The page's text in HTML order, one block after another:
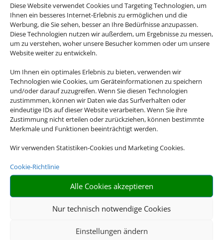
Diese Website verwendet Cookies und Targeting Technologien, um
Ihnen ein besseres Internet-Erlebnis zu ermöglichen und die
Werbung, die Sie sehen, besser an Ihre Bedürfnisse anzupassen.
Diese Technologien nutzen wir außerdem, um Ergebnisse zu messen,
um zu verstehen, woher unsere Besucher kommen oder um unsere
Website weiter zu entwickeln.
Um Ihnen ein optimales Erlebnis zu bieten, verwenden wir
Technologien wie Cookies, um Geräteinformationen zu speichern
und/oder darauf zuzugreifen. Wenn Sie diesen Technologien
zustimmmen, können wir Daten wie das Surfverhalten oder
eindeutige IDs auf dieser Website verarbeiten. Wenn Sie ihre
Zustimmung nicht erteilen oder zurückziehen, können bestimmte
Merkmale und Funktionen beeinträchtigt werden.
Wir verwenden Statistiken-Cookies und Marketing Cookies.
Cookie-Richtlinie
Alle Cookies akzeptieren
Nur technisch notwendige Cookies
Einstellungen ändern